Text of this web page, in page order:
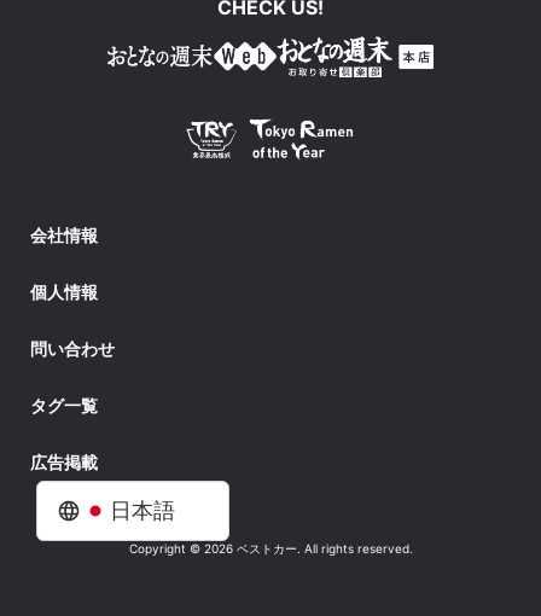
日本語
CHECK US!
会社情報
個人情報
問い合わせ
タグ一覧
広告掲載
Copyright © 2026 ベストカー. All rights reserved.